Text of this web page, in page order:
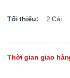
Tối thiểu: 2 Cái
Thời gian giao